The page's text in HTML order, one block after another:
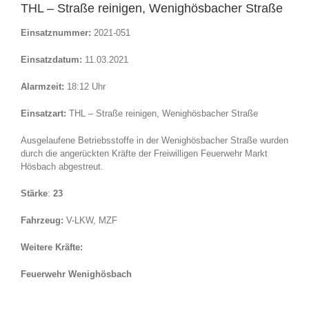
THL – Straße reinigen, Wenighösbacher Straße
Einsatznummer: 2021-051
Einsatzdatum: 11.03.2021
Alarmzeit: 18:12 Uhr
Einsatzart: THL – Straße reinigen, Wenighösbacher Straße
Ausgelaufene Betriebsstoffe in der Wenighösbacher Straße wurden
durch die angerückten Kräfte der Freiwilligen Feuerwehr Markt
Hösbach abgestreut.
Stärke: 23
Fahrzeug: V-LKW, MZF
Weitere Kräfte:
Feuerwehr Wenighösbach